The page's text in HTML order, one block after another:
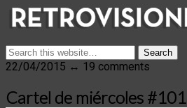
22/04/2015 ↔ 19 comments
Cartel de miércoles #101